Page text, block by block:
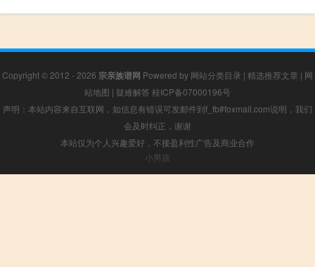
Copyright © 2012 - 2026 宗亲族谱网 Powered by 网站分类目录 | 精选推荐文章 | 网
站地图 | 疑难解答 桂ICP备07000196号
声明：本站内容来自互联网，如信息有错误可发邮件到f_fb#foxmail.com说明，我们
会及时纠正，谢谢
本站仅为个人兴趣爱好，不接盈利性广告及商业合作
小男孩